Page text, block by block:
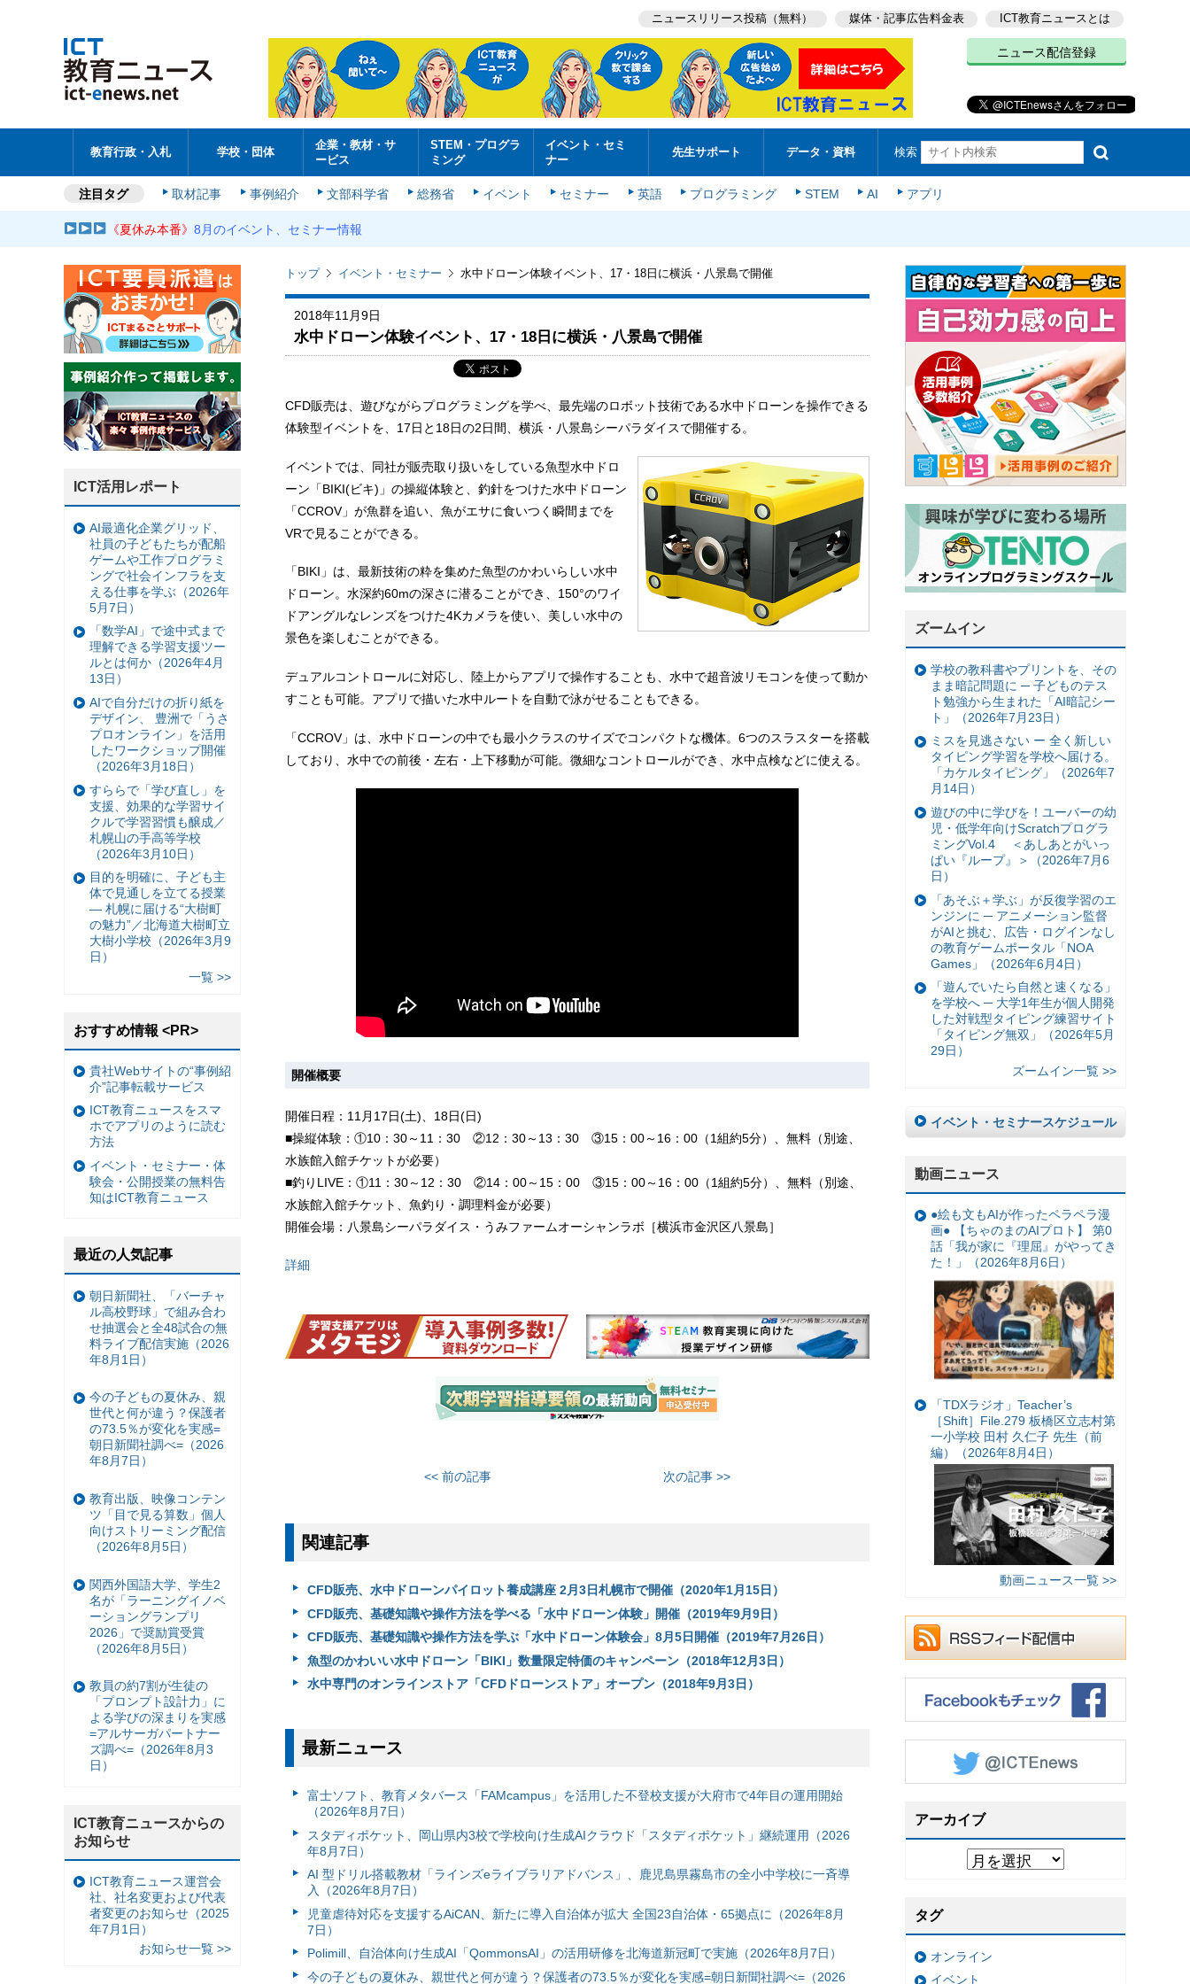
ニュースリリース投稿（無料） 媒体・記事広告料金表 ICT教育ニュースとは
ニュース配信登録
教育行政・入札 学校・団体
企業・教材・サ
ービス
STEM・プログラ
ミング
イベント・セミ
ナー
先生サポート データ・資料 検索
注目タグ 取材記事 事例紹介 文部科学省 総務省 イベント セミナー 英語 プログラミング STEM AI アプリ
《夏休み本番》8月のイベント、セミナー情報
トップ イベント・セミナー 水中ドローン体験イベント、17・18日に横浜・八景島で開催
2018年11月9日
水中ドローン体験イベント、17・18日に横浜・八景島で開催
CFD販売は、遊びながらプログラミングを学べ、最先端のロボット技術である水中ドローンを操作できる
体験型イベントを、17日と18日の2日間、横浜・八景島シーパラダイスで開催する。
イベントでは、同社が販売取り扱いをしている魚型水中ドロ
ーン「BIKI(ビキ)」の操縦体験と、釣針をつけた水中ドローン
「CCROV」が魚群を追い、魚がエサに食いつく瞬間までを
VRで見ることができる。
「BIKI」は、最新技術の粋を集めた魚型のかわいらしい水中
ドローン。水深約60mの深さに潜ることができ、150°のワイ
ドアングルなレンズをつけた4Kカメラを使い、美しい水中の
景色を楽しむことができる。
デュアルコントロールに対応し、陸上からアプリで操作することも、水中で超音波リモコンを使って動か
すことも可能。アプリで描いた水中ルートを自動で泳がせることもできる。
「CCROV」は、水中ドローンの中でも最小クラスのサイズでコンパクトな機体。6つのスラスターを搭載
しており、水中での前後・左右・上下移動が可能。微細なコントロールができ、水中点検などに使える。
開催概要
開催日程：11月17日(土)、18日(日)
■操縦体験：①10：30～11：30 ②12：30～13：30 ③15：00～16：00（1組約5分）、無料（別途、
水族館入館チケットが必要）
■釣りLIVE：①11：30～12：30 ②14：00～15：00 ③15：00～16：00（1組約5分）、無料（別途、
水族館入館チケット、魚釣り・調理料金が必要）
開催会場：八景島シーパラダイス・うみファームオーシャンラボ［横浜市金沢区八景島］
詳細
<< 前の記事 次の記事 >>
関連記事
CFD販売、水中ドローンパイロット養成講座 2月3日札幌市で開催（2020年1月15日）
CFD販売、基礎知識や操作方法を学べる「水中ドローン体験」開催（2019年9月9日）
CFD販売、基礎知識や操作方法を学ぶ「水中ドローン体験会」8月5日開催（2019年7月26日）
魚型のかわいい水中ドローン「BIKI」数量限定特価のキャンペーン（2018年12月3日）
水中専門のオンラインストア「CFDドローンストア」オープン（2018年9月3日）
最新ニュース
富⼠ソフト、教育メタバース「FAMcampus」を活用した不登校支援が大府市で4年目の運用開始
（2026年8月7日）
スタディポケット、岡山県内3校で学校向け生成AIクラウド「スタディポケット」継続運用（2026
年8月7日）
AI 型ドリル搭載教材「ラインズeライブラリアドバンス」、鹿児島県霧島市の全小中学校に一斉導
入（2026年8月7日）
児童虐待対応を支援するAiCAN、新たに導入自治体が拡大 全国23自治体・65拠点に（2026年8月
7日）
Polimill、自治体向け生成AI「QommonsAI」の活用研修を北海道新冠町で実施（2026年8月7日）
今の子どもの夏休み、親世代と何が違う？保護者の73.5％が変化を実感=朝日新聞社調べ=（2026
ズームイン
学校の教科書やプリントを、その
まま暗記問題に ─ 子どものテス
ト勉強から生まれた「AI暗記シー
ト」（2026年7月23日）
ミスを見逃さない ー 全く新しい
タイピング学習を学校へ届ける。
「カケルタイピング」（2026年7
月14日）
遊びの中に学びを！ユーバーの幼
児・低学年向けScratchプログラ
ミングVol.4 ＜あしあとがいっ
ぱい『ループ』＞（2026年7月6
日）
「あそぶ＋学ぶ」が反復学習のエ
ンジンに ─ アニメーション監督
がAIと挑む、広告・ログインなし
の教育ゲームポータル「NOA
Games」（2026年6月4日）
「遊んでいたら自然と速くなる」
を学校へ ─ 大学1年生が個人開発
した対戦型タイピング練習サイト
「タイピング無双」（2026年5月
29日）
ズームイン一覧 >>
イベント・セミナースケジュール
動画ニュース
●絵も文もAIが作ったペラペラ漫
画● 【ちゃのまのAIプロト】 第0
話「我が家に『理屈』がやってき
た！」（2026年8月6日）
「TDXラジオ」Teacher’s
［Shift］File.279 板橋区立志村第
一小学校 田村 久仁子 先生（前
編）（2026年8月4日）
動画ニュース一覧 >>
アーカイブ
タグ
オンライン
イベント
ICT活用レポート
AI最適化企業グリッド、
社員の子どもたちが配船
ゲームや工作プログラミ
ングで社会インフラを支
える仕事を学ぶ（2026年
5月7日）
「数学AI」で途中式まで
理解できる学習支援ツー
ルとは何か（2026年4月
13日）
AIで自分だけの折り紙を
デザイン、 豊洲で「うさ
プロオンライン」を活用
したワークショップ開催
（2026年3月18日）
すららで「学び直し」を
支援、効果的な学習サイ
クルで学習習慣も醸成／
札幌山の手高等学校
（2026年3月10日）
目的を明確に、子ども主
体で見通しを立てる授業
— 札幌に届ける“大樹町
の魅力”／北海道大樹町立
大樹小学校（2026年3月9
日）
一覧 >>
おすすめ情報 <PR>
貴社Webサイトの“事例紹
介”記事転載サービス
ICT教育ニュースをスマ
ホでアプリのように読む
方法
イベント・セミナー・体
験会・公開授業の無料告
知はICT教育ニュース
最近の人気記事
朝日新聞社、「バーチャ
ル高校野球」で組み合わ
せ抽選会と全48試合の無
料ライブ配信実施（2026
年8月1日）
今の子どもの夏休み、親
世代と何が違う？保護者
の73.5％が変化を実感=
朝日新聞社調べ=（2026
年8月7日）
教育出版、映像コンテン
ツ「目で見る算数」個人
向けストリーミング配信
（2026年8月5日）
関西外国語大学、学生2
名が「ラーニングイノベ
ーショングランプリ
2026」で奨励賞受賞
（2026年8月5日）
教員の約7割が生徒の
「プロンプト設計力」に
よる学びの深まりを実感
=アルサーガパートナー
ズ調べ=（2026年8月3
日）
ICT教育ニュースからの
お知らせ
ICT教育ニュース運営会
社、社名変更および代表
者変更のお知らせ（2025
年7月1日）
お知らせ一覧 >>